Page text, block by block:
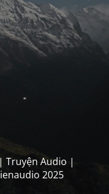
Truyện Audio |
2025